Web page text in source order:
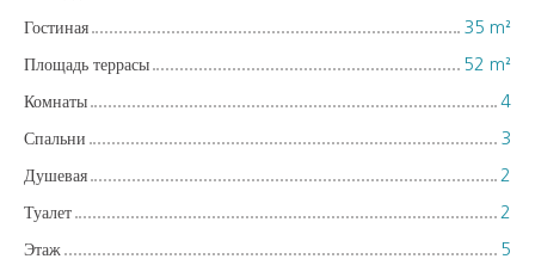
Гостиная 35 m²
Площадь террасы 52 m²
Комнаты 4
Спальни 3
Душевая 2
Туалет 2
Этаж 5